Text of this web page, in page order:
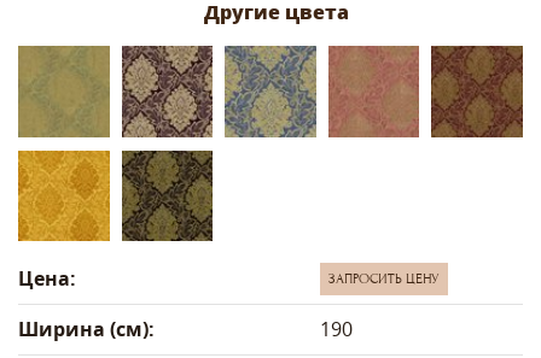
Цена: ЗАПРОСИТЬ ЦЕНУ
Ширина (см):
190